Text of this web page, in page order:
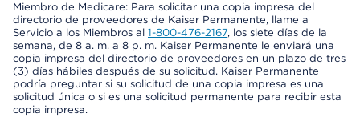
Miembro de Medicare: Para solicitar una copia impresa del
directorio de proveedores de Kaiser Permanente, llame a
Servicio a los Miembros al 1-800-476-2167, los siete días de la
semana, de 8 a. m. a 8 p. m. Kaiser Permanente le enviará una
copia impresa del directorio de proveedores en un plazo de tres
(3) días hábiles después de su solicitud. Kaiser Permanente
podría preguntar si su solicitud de una copia impresa es una
solicitud única o si es una solicitud permanente para recibir esta
copia impresa.